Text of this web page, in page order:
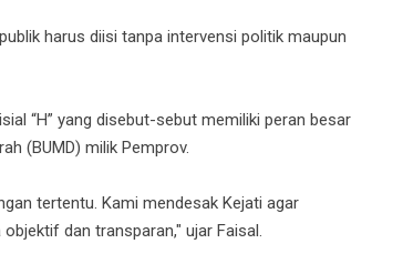
harus diisi tanpa intervensi politik maupun
“H” yang disebut-sebut memiliki peran besar
(BUMD) milik Pemprov.
tertentu. Kami mendesak Kejati agar
dan transparan," ujar Faisal.